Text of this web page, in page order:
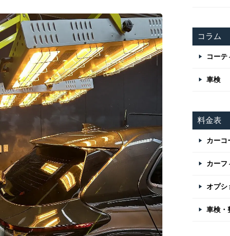
コラム
コーテ
車検
料金表
カーコ
カーフ
オプシ
車検・